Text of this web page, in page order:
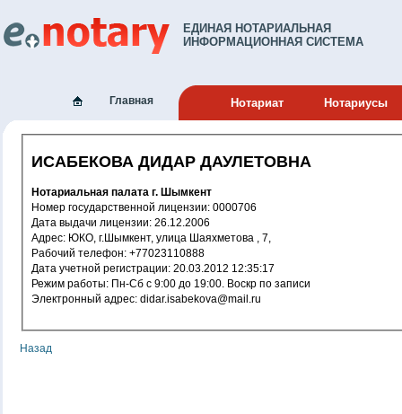
ЕДИНАЯ НОТАРИАЛЬНАЯ
ИНФОРМАЦИОННАЯ СИСТЕМА
Главная Нотариат Нотариусы
ИСАБЕКОВА ДИДАР ДАУЛЕТОВНА
Нотариальная палата г. Шымкент
Номер государственной лицензии: 0000706
Дата выдачи лицензии: 26.12.2006
Адрес: ЮКО, г.Шымкент, улица Шаяхметова , 7,
Рабочий телефон: +77023110888
Дата учетной регистрации: 20.03.2012 12:35:17
Режим работы: Пн-Сб с 9:00 до 19:00. Воскр по записи
Электронный адрес: didar.isabekova@mail.ru
Назад